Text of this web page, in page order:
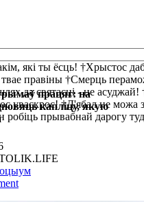
які ты ёсць! †Хрыстос
правіны †Смерць
да святасці - не асуджай!
уваскрос! †Д'ябал не можа
прывабнай дарогу
працяг: на
капліцу, якую